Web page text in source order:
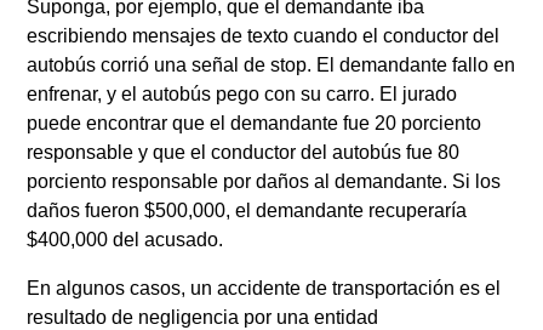
Suponga, por ejemplo, que el demandante iba
escribiendo mensajes de texto cuando el conductor del
autobús corrió una señal de stop. El demandante fallo en
enfrenar, y el autobús pego con su carro. El jurado
puede encontrar que el demandante fue 20 porciento
responsable y que el conductor del autobús fue 80
porciento responsable por daños al demandante. Si los
daños fueron $500,000, el demandante recuperaría
$400,000 del acusado.
En algunos casos, un accidente de transportación es el
resultado de negligencia por una entidad